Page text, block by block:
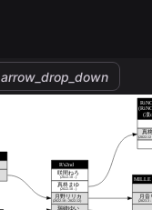
arrow_drop_down